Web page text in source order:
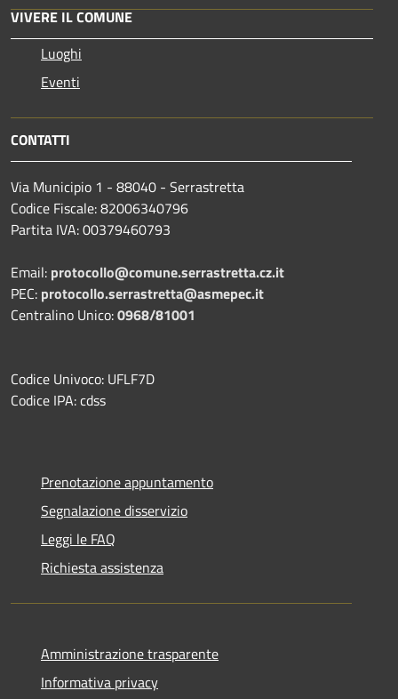
VIVERE IL COMUNE
Luoghi
Eventi
CONTATTI
Via Municipio 1 - 88040 - Serrastretta
Codice Fiscale: 82006340796
Partita IVA: 00379460793
Email: protocollo@comune.serrastretta.cz.it
PEC: protocollo.serrastretta@asmepec.it
Centralino Unico:0968/81001
Codice Univoco: UFLF7D
Codice IPA: cdss
Prenotazione appuntamento
Segnalazione disservizio
Leggi le FAQ
Richiesta assistenza
Amministrazione trasparente
Informativa privacy